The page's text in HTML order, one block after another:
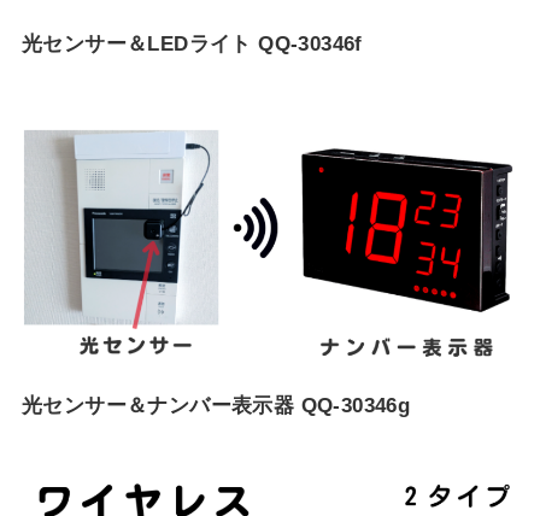
光センサー＆LEDライト QQ-30346f
光センサー＆ナンバー表示器 QQ-30346g